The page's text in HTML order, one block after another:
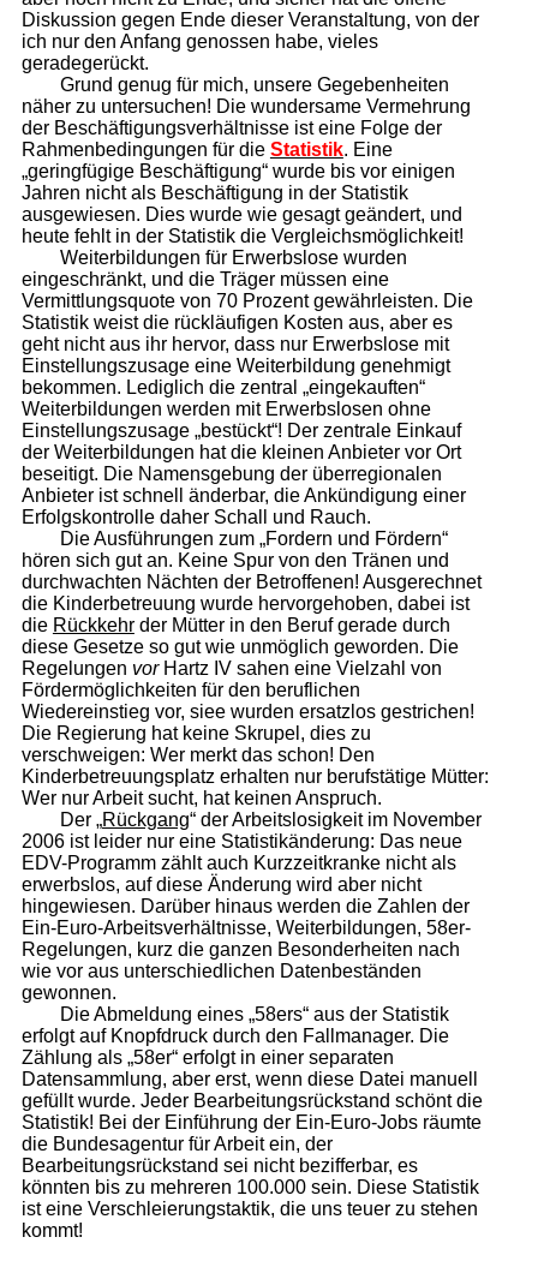
Diskussion gegen Ende dieser Veranstaltung, von der
ich nur den Anfang genossen habe, vieles
geradegerückt.
Grund genug für mich, unsere Gegebenheiten
näher zu untersuchen! Die wundersame Vermehrung
der Beschäftigungsverhältnisse ist eine Folge der
Rahmenbedingungen für die Statistik. Eine
„geringfügige Beschäftigung“ wurde bis vor einigen
Jahren nicht als Beschäftigung in der Statistik
ausgewiesen. Dies wurde wie gesagt geändert, und
heute fehlt in der Statistik die Vergleichsmöglichkeit!
Weiterbildungen für Erwerbslose wurden
eingeschränkt, und die Träger müssen eine
Vermittlungsquote von 70 Prozent gewährleisten. Die
Statistik weist die rückläufigen Kosten aus, aber es
geht nicht aus ihr hervor, dass nur Erwerbslose mit
Einstellungszusage eine Weiterbildung genehmigt
bekommen. Lediglich die zentral „eingekauften“
Weiterbildungen werden mit Erwerbslosen ohne
Einstellungszusage „bestückt“! Der zentrale Einkauf
der Weiterbildungen hat die kleinen Anbieter vor Ort
beseitigt. Die Namensgebung der überregionalen
Anbieter ist schnell änderbar, die Ankündigung einer
Erfolgskontrolle daher Schall und Rauch.
Die Ausführungen zum „Fordern und Fördern“
hören sich gut an. Keine Spur von den Tränen und
durchwachten Nächten der Betroffenen! Ausgerechnet
die Kinderbetreuung wurde hervorgehoben, dabei ist
die Rückkehrder Mütter in den Beruf gerade durch
diese Gesetze so gut wie unmöglich geworden. Die
Regelungen vorHartz IV sahen eine Vielzahl von
Fördermöglichkeiten für den beruflichen
Wiedereinstieg vor, siee wurden ersatzlos gestrichen!
Die Regierung hat keine Skrupel, dies zu
verschweigen: Wer merkt das schon! Den
Kinderbetreuungsplatz erhalten nur berufstätige Mütter:
Wer nur Arbeit sucht, hat keinen Anspruch.
Der „Rückgang“ der Arbeitslosigkeit im November
2006 ist leider nur eine Statistikänderung: Das neue
EDV-Programm zählt auch Kurzzeitkranke nicht als
erwerbslos, auf diese Änderung wird aber nicht
hingewiesen. Darüber hinaus werden die Zahlen der
Ein-Euro-Arbeitsverhältnisse, Weiterbildungen, 58er-
Regelungen, kurz die ganzen Besonderheiten nach
wie vor aus unterschiedlichen Datenbeständen
gewonnen.
Die Abmeldung eines „58ers“ aus der Statistik
erfolgt auf Knopfdruck durch den Fallmanager. Die
Zählung als „58er“ erfolgt in einer separaten
Datensammlung, aber erst, wenn diese Datei manuell
gefüllt wurde. Jeder Bearbeitungsrückstand schönt die
Statistik! Bei der Einführung der Ein-Euro-Jobs räumte
die Bundesagentur für Arbeit ein, der
Bearbeitungsrückstand sei nicht bezifferbar, es
könnten bis zu mehreren 100.000 sein. Diese Statistik
ist eine Verschleierungstaktik, die uns teuer zu stehen
kommt!